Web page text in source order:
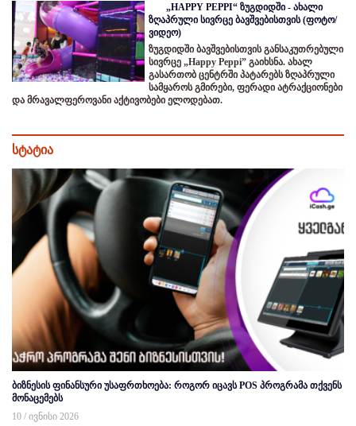
„HAPPY PEPPI“ ზუგდიდში - ახალი
ზღაპრული სივრცე ბავშვებისთვის (ფოტო/
ვიდეო)
ზუგდიდში ბავშვებისთვის განსაკუთრებული
სივრცე „Happy Peppi” გაიხსნა. ახალ
გასართობ ცენტრში პატარებს ზღაპრული
სამყაროს გმირები, ფერადი ატრაქციონები
და მრავალფეროვანი აქტივობები ელოდებათ.
სტატია
ბიზნესის ფინანსური უსაფრთხოება: როგორ იცავს POS პროგრამა თქვენს
მონაცემებს
10 / ივნისი 2026